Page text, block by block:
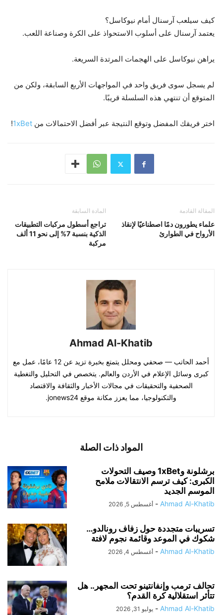
كيف سيلعب آرسنال أمام نيوكاسل؟
يعتمد آرسنال على أسلوب الاستحواذ على الكرة وصناعة اللعب.
يراهن نيوكاسل على الهجمات المرتدة السريعة.
لم يسجل سوى فريق واحد في المواجهات الأربع السابقة، ولكن من
المتوقع أن تنتهي هذه السلسلة قريبًا.
اختر فريقك المفضل وتوقع النتيجة عبر أفضل الاحتمالات من 1xBet
!
المادة السابقة
تراجع أسطول مركبات التطبيقات
الذكية بنسبة 7% إلى نحو 11 ألف
مركبة
المقالة القادمة
علماء يطورون دمًا اصطناعيًا لإنقاذ
الأرواح في الطوارئ
Ahmad Al-Khatib
أحمد الحاتب — صحفي ومحلل يتمتع بخبرة تزيد عن 12 عامًا، عمل مع
كبرى وسائل الإعلام في الأردن والعالم. يتخصص في التحليل والتغطية
الصحفية والتحقيقات في مجالات الأخبار والثقافة والاقتصاد
والتكنولوجيا، مما يعزز مكانة موقع jonews24.
المواد ذات الصلة
برشلونة و1xBet وصيف التحولات
الكبرى: كيف ترسم الانتقالات ملامح
الموسم الجديد
Ahmad Al-Khatib
- أغسطس 5, 2026
تسريبات متجددة حول زفاف رونالدو…
شكوك في الموعد وقائمة نجوم لافتة
Ahmad Al-Khatib
- أغسطس 4, 2026
تحالف ترمب وإنفانتينو تحت المجهر.. هل
تتأثر استقلالية كرة القدم؟
Ahmad Al-Khatib
- يوليو 31, 2026